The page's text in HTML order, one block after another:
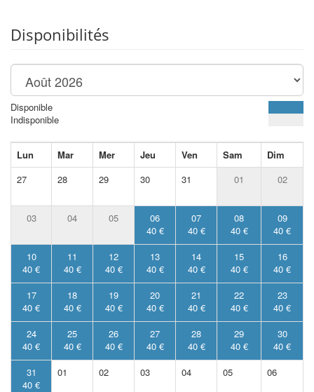
Disponibilités
Disponible
Indisponible
Lun Mar Mer Jeu Ven Sam
Dim
27
28 29 30 31 01 02
03 04 05
06
40 €
07
40 €
08
40 €
09
40 €
10
40 €
11
40 €
12
40 €
13
40 €
14
40 €
15
40 €
16
40 €
17
40 €
18
40 €
19
40 €
20
40 €
21
40 €
22
40 €
23
40 €
24
40 €
25
40 €
26
40 €
27
40 €
28
40 €
29
40 €
30
40 €
31
40 €
01 02 03 04 05 06